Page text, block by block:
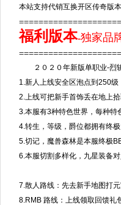
本站支持代销互换开区传奇版
福利版本-独家品
２０２０年新版单职业-烈
1.新人上线安全区泡点到250
2.上线可把新手首饰丢在地上
3.本服有3种特色世界，每种特
4.转生，等级，爵位都拥有终
5.切记，魔兽森林是本服终极
6.本服切割多样化，九星装备
7.散人路线：先去新手地图打
8.RMB 路线：上线领取回馈礼